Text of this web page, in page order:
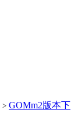
> GOMm2版本下